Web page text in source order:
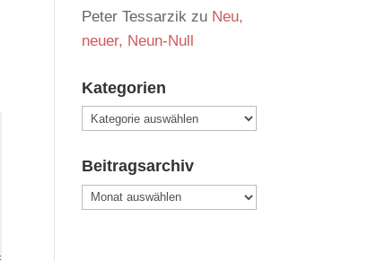
Peter Tessarzik zu Neu,
neuer, Neun-Null
Kategorien
Kategorien
Beitragsarchiv
Beitragsarchiv